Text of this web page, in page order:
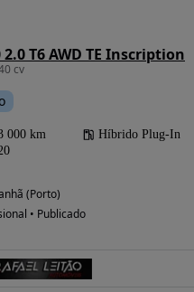
2.0 T6 AWD TE Inscription
cv
000 km Híbrido Plug-In
(Porto)
• Publicado